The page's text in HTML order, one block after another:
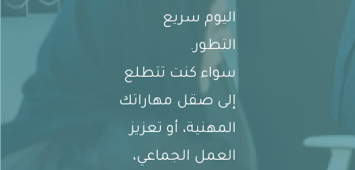
اليوم سريع
التطور.
سواء كنت تتطلع
إلى صقل مهاراتك
المهنية، أو تعزيز
العمل الجماعي،